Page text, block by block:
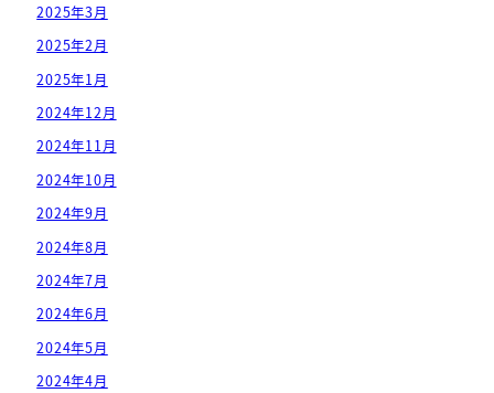
2025年3月
2025年2月
2025年1月
2024年12月
2024年11月
2024年10月
2024年9月
2024年8月
2024年7月
2024年6月
2024年5月
2024年4月